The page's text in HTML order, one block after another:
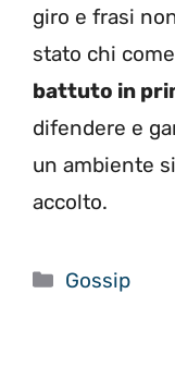
giro e frasi
stato chi
battuto in
difendere e
un ambiente
accolto.
Categorie
Gossip